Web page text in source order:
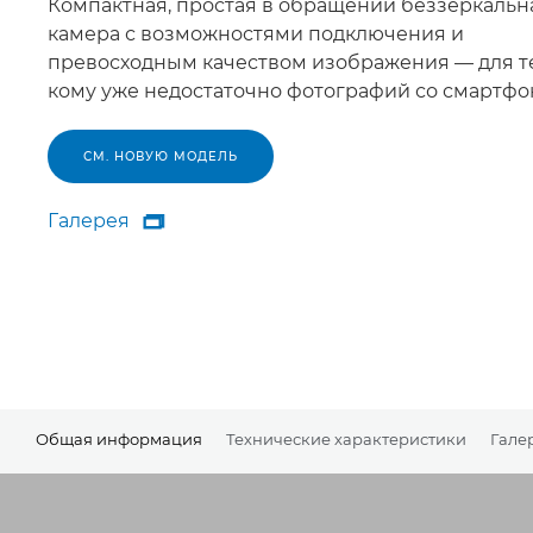
Компактная, простая в обращении
камера с возможностями подключения и
превосходным качеством изображения — для
кому уже недостаточно фотографий со
СМ. НОВУЮ МОДЕЛЬ
Галерея
Галерея

Общая информация Технические характеристики